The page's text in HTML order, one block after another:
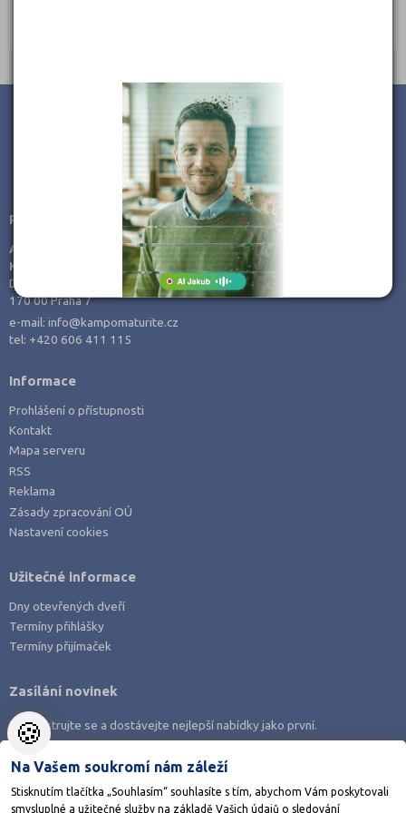
JSME TAM, KDE JSTE VY
Poradenství v přípravě ke studiu
AMOS -
KamPoMaturite.cz, s.r.o.
Dukelských hrdinů 21
170 00 Praha 7
e-mail:info@kampomaturite.cz
tel: +420 606 411 115
Informace
Prohlášení o přístupnosti
Kontakt
Mapa serveru
RSS
Reklama
Zásady zpracování OÚ
Nastavení cookies
Užitečné informace
Dny otevřených dveří
Termíny přihlášky
Termíny přijímaček
Zasílání novinek
Zaregistrujte se a dostávejte nejlepší nabídky jako první.
🍪
Na Vašem soukromí nám záleží
Stisknutím tlačítka „Souhlasím“ souhlasíte s tím, abychom Vám poskytovali
smysluplné a užitečné služby na základě Vašich údajů o sledování